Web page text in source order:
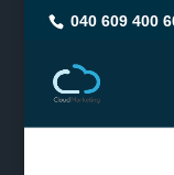
040 609 400